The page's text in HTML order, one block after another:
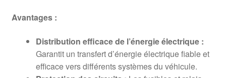
Avantages :
Distribution efficace de l’énergie électrique :
Garantit un transfert d’énergie électrique fiable et
efficace vers différents systèmes du véhicule.